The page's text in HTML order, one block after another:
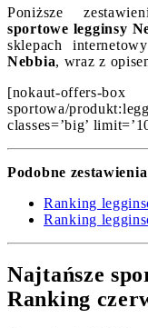
Poniższe
sportowe legginsy
sklepach
Nebbia, wraz z
[nokaut-offers-box
sportowa/
classes=’big’
Podobne
Ranking
Ranking
Najtańsze
Ranking